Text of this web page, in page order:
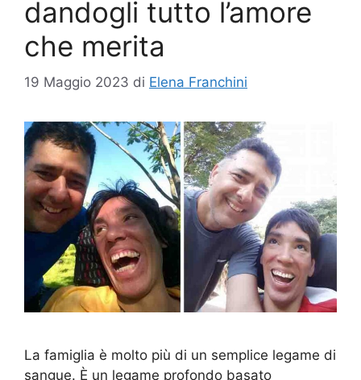
dandogli tutto l’amore
che merita
19 Maggio 2023 di Elena Franchini
La famiglia è molto più di un semplice legame di
sangue. È un legame profondo basato